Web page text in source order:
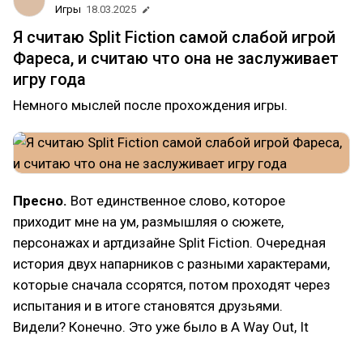
Игры 18.03.2025
Я считаю Split Fiction самой слабой игрой
Фареса, и считаю что она не заслуживает
игру года
Немного мыслей после прохождения игры.
Пресно. Вот единственное слово, которое
приходит мне на ум, размышляя о сюжете,
персонажах и артдизайне Split Fiction. Очередная
история двух напарников с разными характерами,
которые сначала ссорятся, потом проходят через
испытания и в итоге становятся друзьями.
Видели? Конечно. Это уже было в A Way Out, It